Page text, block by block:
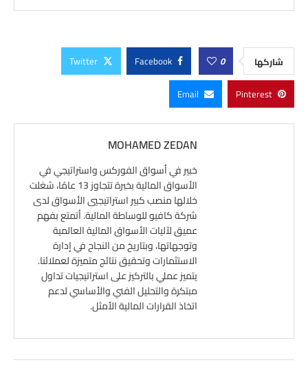
شاركها 0
Facebook
Twitter
Pinterest
Email
MOHAMED ZEDAN
خبير في أسواق الفوركس واستراتيجي في
الأسواق المالية بخبرة تتجاوز 13 عامًا، شغلت
خلالها منصب كبير استراتيجيي الأسواق لدى
شركة كافيو للوساطة المالية. أتمتع بفهم
عميق لآليات الأسواق المالية العالمية
وتوجهاتها، وبتاريخ من النجاح في إدارة
الاستثمارات وتحقيق نتائج متميزة لعملائنا.
يتميز عملي بالتركيز على استراتيجيات تداول
مبتكرة والتحليل الفني والأساسي لدعم
اتخاذ القرارات المالية الأمثل.